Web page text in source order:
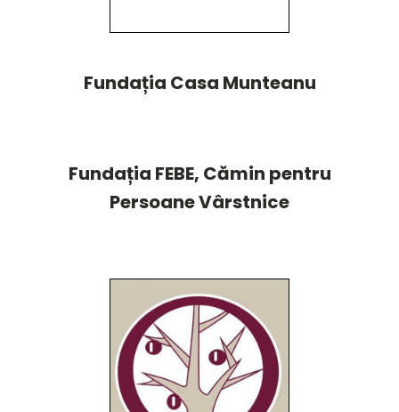
Fundația Casa Munteanu
Fundația FEBE, Cămin pentru
Persoane Vârstnice